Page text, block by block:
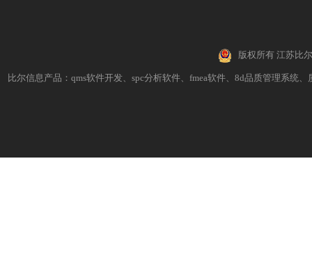
版权所有 江苏比
比尔信息产品： qms软件开发、 spc分析软件、fmea软件、8d品质管理系统、